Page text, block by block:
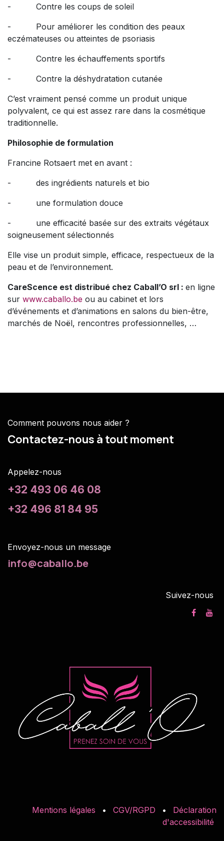
- Contre les coups de soleil
- Pour améliorer les condition des peaux
eczémateuses ou atteintes de psoriasis
- Contre les échauffements sportifs
- Contre la déshydratation cutanée
C’est vraiment pensé comme un produit unique
polyvalent, ce qui est assez rare dans la cosmétique
traditionnelle.
Philosophie de formulation
Francine Rotsaert met en avant :
- des ingrédients naturels et bio
- une formulation douce
- une efficacité basée sur des extraits végétaux
soigneusement sélectionnés
Elle vise un produit simple, efficace, respectueux de la
peau et de l’environnement.
CareScence est distribué chez Caball’O srl : en ligne
sur www.caballo.be ou au cabinet et lors
d’événements et d’animations en salons du bien-être,
marchés de Noël, rencontres professionnelles, …
Comment pouvons nous aider ?
Contactez-nous à tout moment
Appelez-nous
+32 493 06 46 08
+32 496 81 84 95
Envoyez-nous un message
info@caballo.be
Suivez-nous
Mentions légales • CGV/RGPD •
Déclaration
d'accessibilité